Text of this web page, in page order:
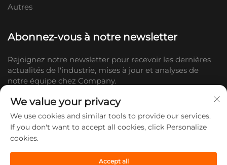
Autres
Abonnez-vous à notre newsletter
Rejoignez notre newsletter pour recevoir les dernières
actualités de l'industrie, mises à jour et analyses de
notre équipe chez Company.
Tous droits réservés. -
We value your privacy
We use cookies and similar tools to provide our services.
If you don't want to accept all cookies, click Personalize
cookies.
Accept all